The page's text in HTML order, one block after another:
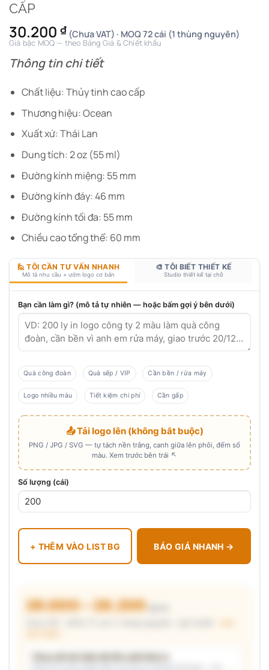
CẤP
30.200 ₫ (Chưa VAT) · MOQ 72 cái (1 thùng nguyên)
Giá bậc MOQ — theo Bảng Giá & Chiết khấu
Thông tin chi tiết
Chất liệu: Thủy tinh cao cấp
Thương hiệu: Ocean
Xuất xứ: Thái Lan
Dung tích: 2 oz (55 ml)
Đường kính miệng: 55 mm
Đường kính đáy: 46 mm
Đường kính tối đa: 55 mm
Chiều cao tổng thể: 60 mm
🙋 TÔI CẦN TƯ VẤN NHANH
Mô tả nhu cầu + ướm logo cơ bản
🎨 TÔI BIẾT THIẾT KẾ
Studio thiết kế tại chỗ
Bạn cần làm gì? (mô tả tự nhiên — hoặc bấm gợi ý bên dưới)
Quà công đoàn Quà sếp / VIP Cần bền / rửa máy
Logo nhiều màu Tiết kiệm chi phí Cần gấp
📤 Tải logo lên (không bắt buộc)
PNG / JPG / SVG — tự tách nền trắng, canh giữa lên phôi, đếm số
màu. Xem trước bên trái ↖
Số lượng (cái)
+ THÊM VÀO LIST BG BÁO GIÁ NHANH →
26.000 – 28.200